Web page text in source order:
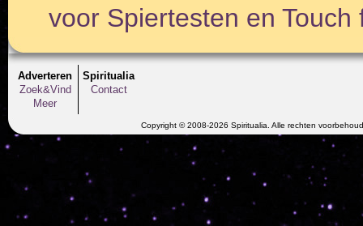
voor Spiertesten en Touch
Adverteren
Zoek&Vind
Meer
Spiritualia
Contact
Copyright © 2008-2026 Spiritualia. Alle rechten